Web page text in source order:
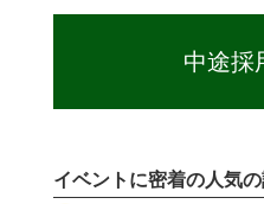
中途採
イベントに密着の人気